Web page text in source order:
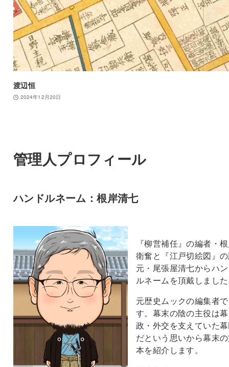
渡辺恒
2024年12月20日
管理人プロフィール
ハンドルネーム：根岸清七
『柳営補任』の編者・
衛奮と『江戸切絵図』
元・尾張屋清七からハ
ルネームを頂戴しまし
元歴史ムックの編集者で
す。幕末の陰の主役は幕
政・外交を支えていた
だという思いから幕末
本を紹介します。